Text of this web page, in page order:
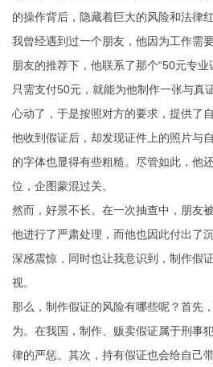
的操作背后，隐藏着巨大的风险和法律红
我曾经遇到过一个朋友，他因为工作需
朋友的推荐下，他联系了那个“50元专业
只需支付50元，就能为他制作一张与真
心动了，于是按照对方的要求，提供了
他收到假证后，却发现证件上的照片与
的字体也显得有些粗糙。尽管如此，他
位，企图蒙混过关。
然而，好景不长。在一次抽查中，朋友
他进行了严肃处理，而他也因此付出了
深感震惊，同时也让我意识到，制作假
视。
那么，制作假证的风险有哪些呢？首先
为。在我国，制作、贩卖假证属于刑事
律的严惩。其次，持有假证也会给自己